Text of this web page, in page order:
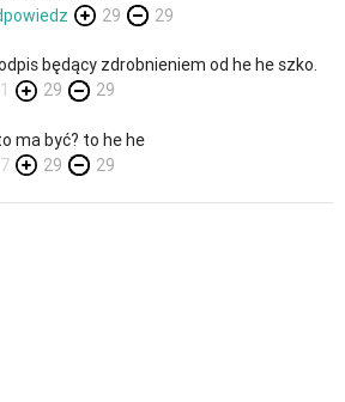
29 29
będący zdrobnieniem od he he szko.
29 29
ma być? to he he
29 29